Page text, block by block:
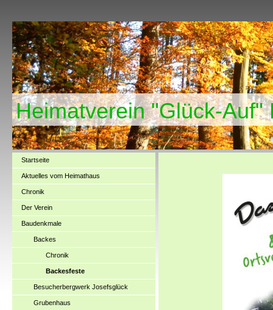
Heimatverein "Glück-Auf"
Startseite
Aktuelles vom Heimathaus
Chronik
Der Verein
Baudenkmale
Backes
Chronik
Backesfeste
Besucherbergwerk Josefsglück
Grubenhaus